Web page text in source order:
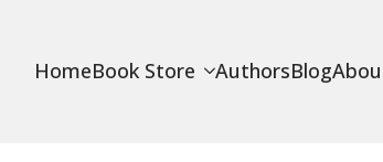
HomeBook Store AuthorsBlog